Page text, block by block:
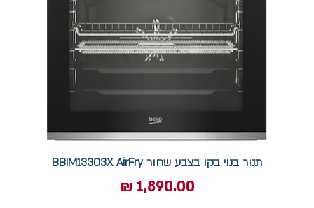
תנור בנוי בקו בצבע שחור BBIM13303X AirFry
מחיר